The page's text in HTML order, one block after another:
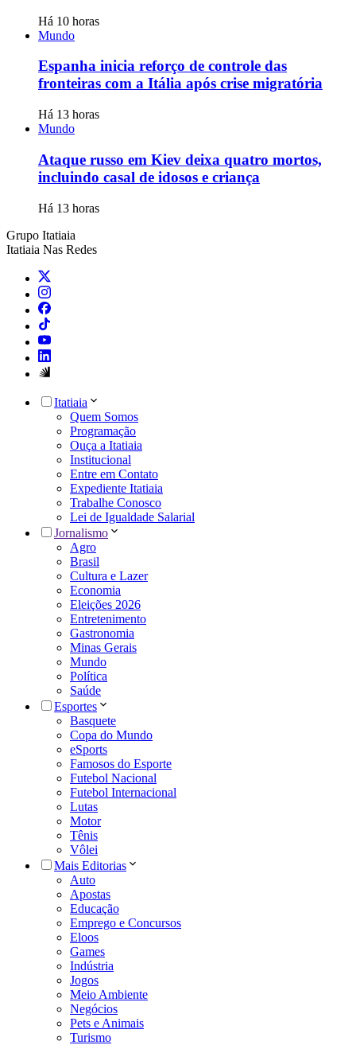
Há 10 horas
Mundo
Espanha inicia reforço de controle das
fronteiras com a Itália após crise migratória
Há 13 horas
Mundo
Ataque russo em Kiev deixa quatro mortos,
incluindo casal de idosos e criança
Há 13 horas
Grupo Itatiaia
Itatiaia Nas Redes
Itatiaia
Quem Somos
Programação
Ouça a Itatiaia
Institucional
Entre em Contato
Expediente Itatiaia
Trabalhe Conosco
Lei de Igualdade Salarial
Jornalismo
Agro
Brasil
Cultura e Lazer
Economia
Eleições 2026
Entretenimento
Gastronomia
Minas Gerais
Mundo
Política
Saúde
Esportes
Basquete
Copa do Mundo
eSports
Famosos do Esporte
Futebol Nacional
Futebol Internacional
Lutas
Motor
Tênis
Vôlei
Mais Editorias
Auto
Apostas
Educação
Emprego e Concursos
Eloos
Games
Indústria
Jogos
Meio Ambiente
Negócios
Pets e Animais
Turismo